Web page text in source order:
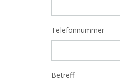
Telefonnummer
Betreff